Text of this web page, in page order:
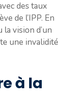
des taux
de l’IPP. En
la vision d’un
une invalidité
à la